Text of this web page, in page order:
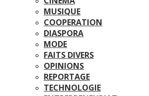
MUSIQUE
COOPERATION
DIASPORA
MODE
FAITS DIVERS
OPINIONS
REPORTAGE
TECHNOLOGIE